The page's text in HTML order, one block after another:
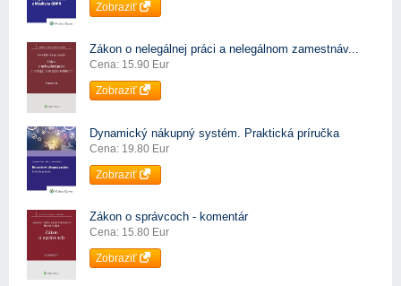
Zobraziť
Zákon o nelegálnej práci a nelegálnom zamestnáv...
Cena: 15.90 Eur
Zobraziť
Dynamický nákupný systém. Praktická príručka
Cena: 19.80 Eur
Zobraziť
Zákon o správcoch - komentár
Cena: 15.80 Eur
Zobraziť